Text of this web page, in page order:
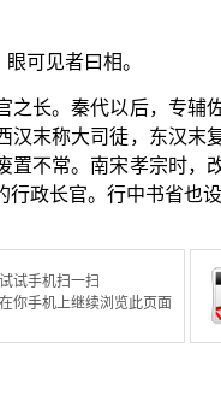
可见者曰相。
之长。秦代以后，专辅
汉末称大司徒，东汉末
置不常。南宋孝宗时，
行政长官。行中书省也
试试手机扫一扫
在你手机上继续浏览此页面